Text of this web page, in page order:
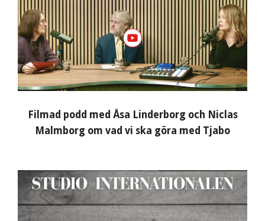
Filmad podd med Åsa Linderborg och Niclas
Malmborg om vad vi ska göra med Tjabo